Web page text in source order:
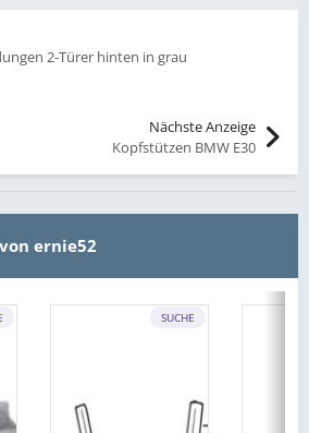
2-Türer hinten in grau
Nächste Anzeige
Kopfstützen BMW E30
ernie52
SUCHE